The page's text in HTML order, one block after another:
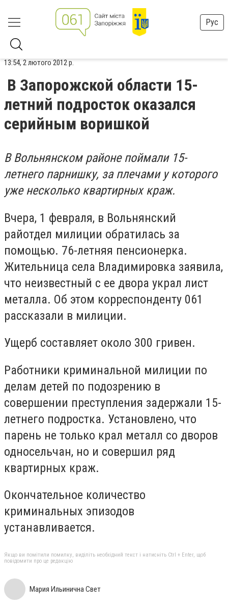
Рус
13:54, 2 лютого 2012 р.
В Запорожской области 15-
летний подросток оказался
серийным воришкой
В Вольнянском районе поймали 15-
летнего парнишку, за плечами у которого
уже несколько квартирных краж.
Вчера, 1 февраля, в Вольнянский
райотдел милиции обратилась за
помощью. 76-летняя пенсионерка.
Жительница села Владимировка заявила,
что неизвестный с ее двора украл лист
металла. Об этом корреспонденту 061
рассказали в милиции.
Ущерб составляет около 300 гривен.
Работники криминальной милиции по
делам детей по подозрению в
совершении преступления задержали 15-
летнего подростка. Установлено, что
парень не только крал металл со дворов
односельчан, но и совершил ряд
квартирных краж.
Окончательное количество
криминальных эпизодов
устанавливается.
Якщо ви помітили помилку, виділіть необхідний текст і натисніть Ctrl + Enter, щоб
повідомити про це редакцію
Мария Ильинична Свет